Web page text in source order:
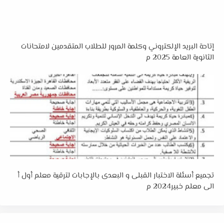
إتاحة البريد الإلكتروني وكلمة المرور للطلاب المتقدمين لامتحانات
الثانوية العامة 2025 م
تجميع أسئلة الاختبار القبلى و البعدى بالإجابات لترقية معلم أول أ
الى معلم خبير2024 م